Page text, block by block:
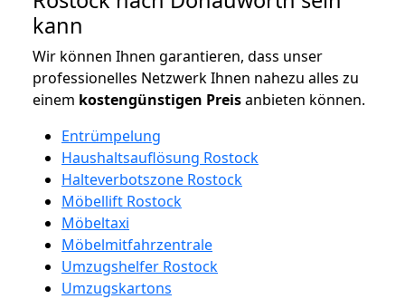
kann
Wir können Ihnen garantieren, dass unser
professionelles Netzwerk Ihnen nahezu alles zu
einem kostengünstigen Preisanbieten können.
Entrümpelung
Haushaltsauflösung Rostock
Halteverbotszone Rostock
Möbellift Rostock
Möbeltaxi
Möbelmitfahrzentrale
Umzugshelfer Rostock
Umzugskartons